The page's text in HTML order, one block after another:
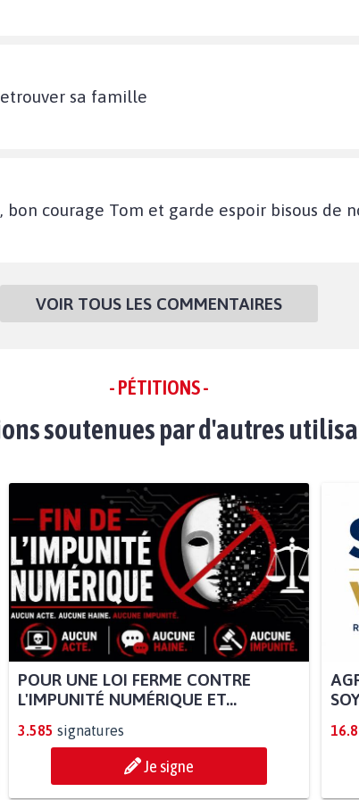
sa famille
courage Tom et garde espoir bisous de
VOIR TOUS LES COMMENTAIRES
- PÉTITIONS -
soutenues par d'autres
POUR UNE LOI FERME CONTRE
L'IMPUNITÉ NUMÉRIQUE ET...
3.585 signatures
Je signe